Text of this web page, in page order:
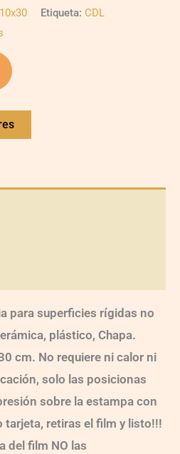
Etiqueta: CDL
para superficies rígidas no
plástico, Chapa.
cm. No requiere ni calor ni
solo las posicionas
sobre la estampa con
tarjeta, retiras el film y listo!!!
del film NO las